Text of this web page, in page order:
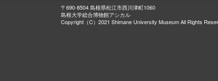
〒690-8504 島根県松江市西川津町1060
島根大学総合博物館アシカル
Copyright（C）2021 Shimane University Museum All Rights